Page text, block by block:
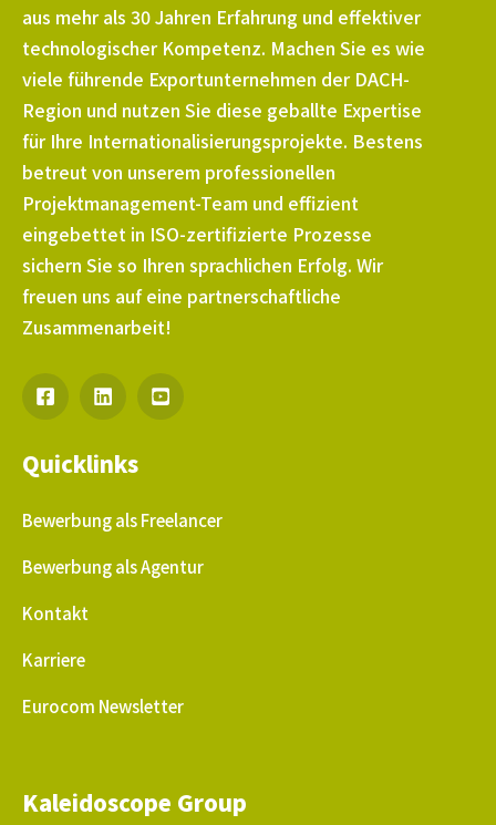
aus mehr als 30 Jahren Erfahrung und effektiver
technologischer Kompetenz. Machen Sie es wie
viele führende Exportunternehmen der DACH-
Region und nutzen Sie diese geballte Expertise
für Ihre Internationalisierungsprojekte. Bestens
betreut von unserem professionellen
Projektmanagement-Team und effizient
eingebettet in ISO-zertifizierte Prozesse
sichern Sie so Ihren sprachlichen Erfolg. Wir
freuen uns auf eine partnerschaftliche
Zusammenarbeit!
Quicklinks
Bewerbung als Freelancer
Bewerbung als Agentur
Kontakt
Karriere
Eurocom Newsletter
Kaleidoscope Group